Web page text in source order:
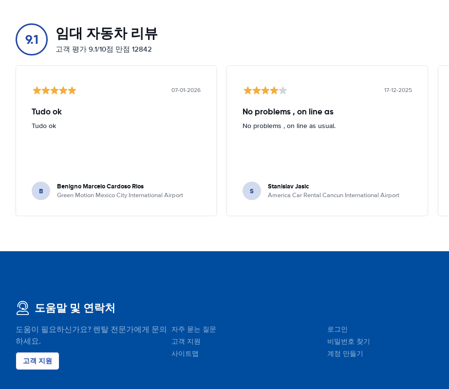
9.1 임대 자동차 리뷰
고객 평가 9.1/10점 만점 12842
07-01-2026
Tudo ok
Tudo ok
B Benigno Marcelo Cardoso Rios
Green Motion Mexico City International Airport
17-12-2025
No problems , on line as
No problems , on line as usual.
S Stanislav Jasic
America Car Rental Cancun International Airport
도움말 및 연락처
도움이 필요하신가요? 렌탈 전문가에게 문의
하세요.
고객 지원
자주 묻는 질문
고객 지원
사이트맵
로그인
비밀번호 찾기
계정 만들기